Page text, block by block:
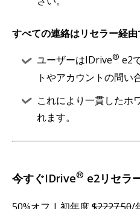
すべての連絡はリセラー経
ユーザーはIDrive® e2
トやアカウントの問い
これにより一貫したホ
れます。
今すぐIDrive® e2リセラ
50%オフ | 初年度$2227.50/